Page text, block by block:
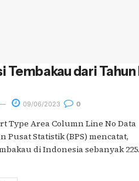
Tembakau dari Tahun
09/06/2023 0
Type Area Column Line No Data
Pusat Statistik (BPS) mencatat,
di Indonesia sebanyak